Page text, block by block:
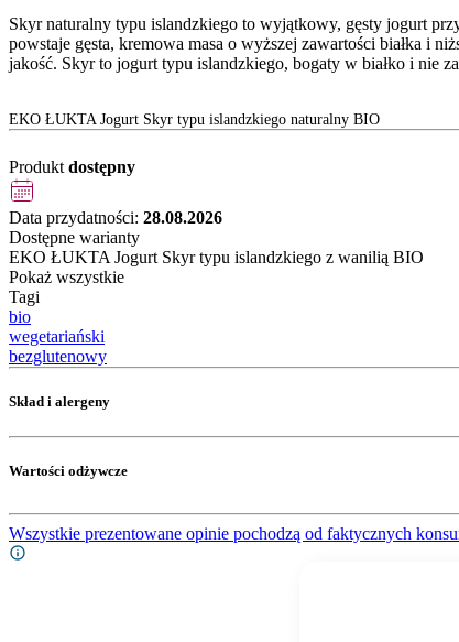
Skyr naturalny typu islandzkiego to wyjątkowy, gęsty jogurt
powstaje gęsta, kremowa masa o wyższej zawartości białka i
jakość. Skyr to jogurt typu islandzkiego, bogaty w białko i nie
EKO ŁUKTA Jogurt Skyr typu islandzkiego naturalny BIO
Produkt dostępny
Data przydatności: 28.08.2026
Dostępne warianty
EKO ŁUKTA Jogurt Skyr typu islandzkiego z wanilią BIO
Pokaż wszystkie
Tagi
bio
wegetariański
bezglutenowy
Skład i alergeny
Wartości odżywcze
Wszystkie prezentowane opinie pochodzą od faktycznych